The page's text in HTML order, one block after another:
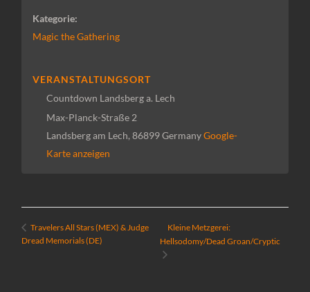
Kategorie:
Magic the Gathering
VERANSTALTUNGSORT
Countdown Landsberg a. Lech
Max-Planck-Straße 2
Landsberg am Lech, 86899GermanyGoogle-
Karte anzeigen
Travelers All Stars (MEX) & Judge
Dread Memorials (DE)
Kleine Metzgerei:
Hellsodomy/Dead Groan/Cryptic